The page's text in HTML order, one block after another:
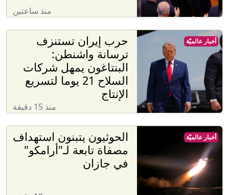
منذ ساعتين
حرب إيران تستنزف
ترسانة واشنطن:
البنتاغون يمهل شركات
السلاح 21 يوما لتسريع
الإنتاج
منذ 15 دقيقة
أخبار عالميّة
الحوثيون يتبنون استهداف
مصفاة تابعة لـ"أرامكو"
في جازان
أخبار عالميّة